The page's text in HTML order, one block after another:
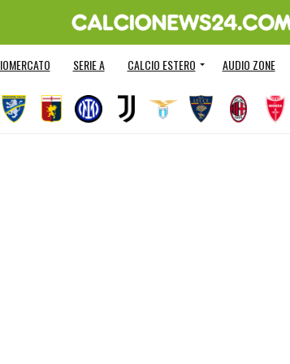
SERIE A CALCIO ESTERO AUDIO ZONE